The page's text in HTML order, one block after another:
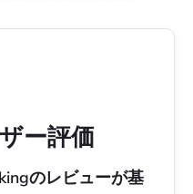
ー評価
のレビューが基